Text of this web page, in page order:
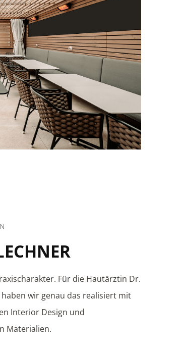
Für die Hautärztin Dr.
wir genau das realisiert mit
Interior Design und
Materialien.